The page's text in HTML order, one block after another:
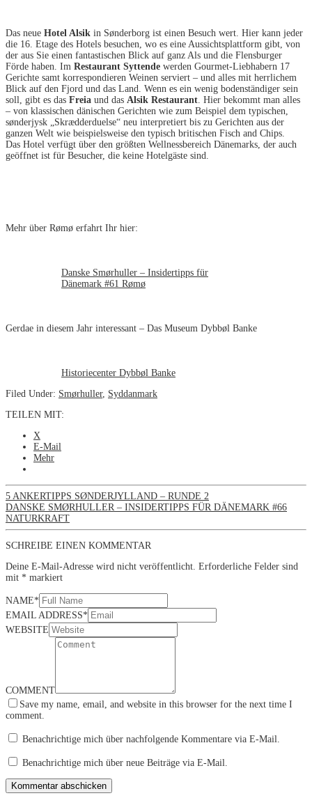
Das neue Hotel Alsik in Sønderborg ist einen Besuch wert. Hier kann jeder
die 16. Etage des Hotels besuchen, wo es eine Aussichtsplattform gibt, von
der aus Sie einen fantastischen Blick auf ganz Als und die Flensburger
Förde haben. Im Restaurant Syttende werden Gourmet-Liebhabern 17
Gerichte samt korrespondieren Weinen serviert – und alles mit herrlichem
Blick auf den Fjord und das Land. Wenn es ein wenig bodenständiger sein
soll, gibt es das Freia und das Alsik Restaurant. Hier bekommt man alles
– von klassischen dänischen Gerichten wie zum Beispiel dem typischen,
sønderjysk „Skrædderduelse“ neu interpretiert bis zu Gerichten aus der
ganzen Welt wie beispielsweise den typisch britischen Fisch and Chips.
Das Hotel verfügt über den größten Wellnessbereich Dänemarks, der auch
geöffnet ist für Besucher, die keine Hotelgäste sind.
Mehr über Rømø erfahrt Ihr hier:
Danske Smørhuller – Insidertipps für
Dänemark #61 Rømø
Gerdae in diesem Jahr interessant – Das Museum Dybbøl Banke
Historiecenter Dybbøl Banke
Filed Under: Smørhuller, Syddanmark
TEILEN MIT:
X
E-Mail
Mehr
5 ANKERTIPPS SØNDERJYLLAND – RUNDE 2
DANSKE SMØRHULLER – INSIDERTIPPS FÜR DÄNEMARK #66
NATURKRAFT
SCHREIBE EINEN KOMMENTAR
Deine E-Mail-Adresse wird nicht veröffentlicht. Erforderliche Felder sind
mit * markiert
NAME*
EMAIL ADDRESS*
WEBSITE
COMMENT
Save my name, email, and website in this browser for the next time I
comment.
Benachrichtige mich über nachfolgende Kommentare via E-Mail.
Benachrichtige mich über neue Beiträge via E-Mail.